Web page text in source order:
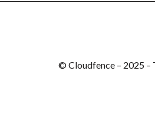
© Cloudfence – 2025 –